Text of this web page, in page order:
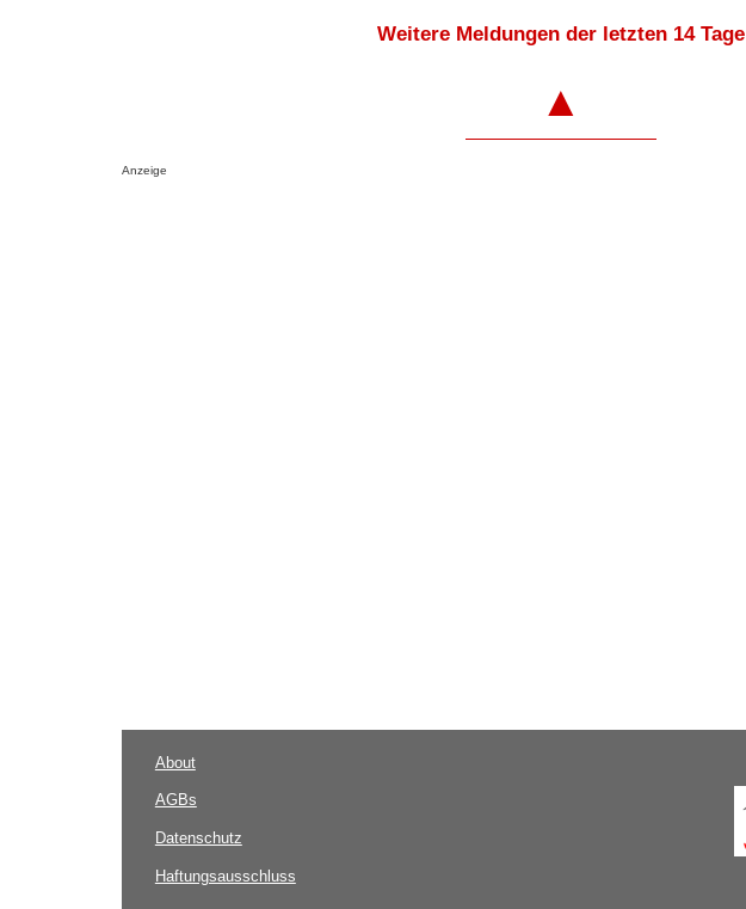
Weitere Meldungen der letzten 14 Tage
▲
Anzeige
About
AGBs
Datenschutz
Haftungsausschluss